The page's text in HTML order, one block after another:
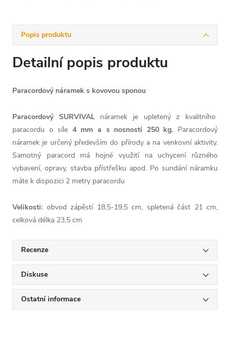
Popis produktu
Detailní popis produktu
Paracordový náramek s kovovou sponou
Paracordový SURVIVALnáramek je upletený z kvalitního
paracordu o síle 4 mm a s nosností 250 kg. Paracordový
náramek je určený především do přírody a na venkovní aktivity.
Samotný paracord má hojné využití na uchycení různého
vybavení, opravy, stavba přístřešku apod. Po sundání náramku
máte k dispozici 2 metry paracordu
Velikosti: obvod zápěstí 18,5-19,5 cm, spletená část 21 cm,
celková délka 23,5 cm
Recenze
Diskuse
Ostatní informace